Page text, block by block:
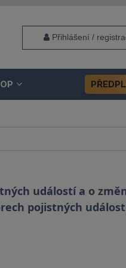
Přihlášení /
událostí a o
pojistných